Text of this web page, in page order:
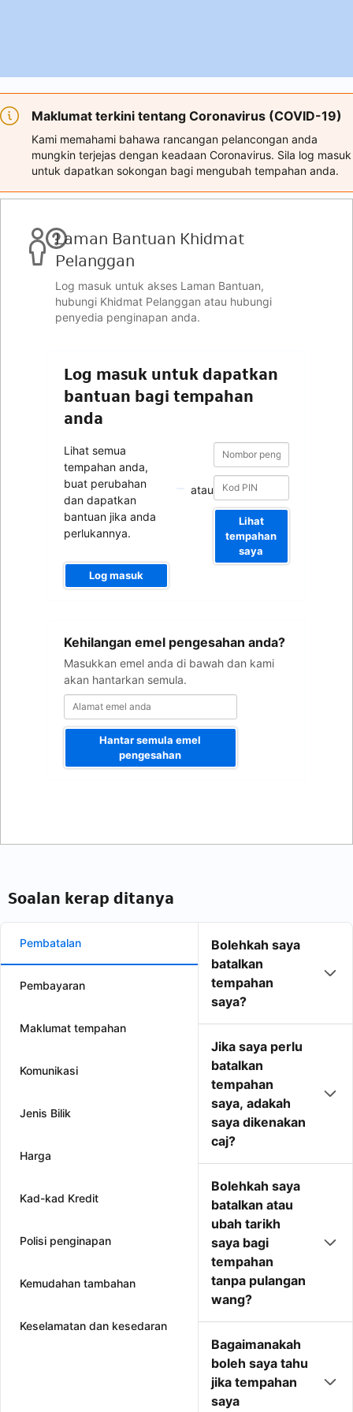
Maklumat terkini tentang Coronavirus (COVID-19)
Kami memahami bahawa rancangan pelancongan anda
mungkin terjejas dengan keadaan Coronavirus. Sila log masuk
untuk dapatkan sokongan bagi mengubah tempahan anda.
Laman Bantuan Khidmat
Pelanggan
Log masuk untuk akses Laman Bantuan,
hubungi Khidmat Pelanggan atau hubungi
penyedia penginapan anda.
Log masuk untuk dapatkan
bantuan bagi tempahan
anda
Lihat semua
tempahan anda,
buat perubahan
dan dapatkan
bantuan jika anda
perlukannya.
Log masuk
atau
Nombor
pengesahan
Nombor
pengesahan
Lihat
tempahan
saya
Kehilangan emel pengesahan anda?
Masukkan emel anda di bawah dan kami
akan hantarkan semula.
anda
Hantar semula emel
pengesahan
Soalan kerap ditanya
Pembatalan
Pembayaran
Maklumat tempahan
Komunikasi
Jenis Bilik
Harga
Kad-kad Kredit
Polisi penginapan
Kemudahan tambahan
Keselamatan dan kesedaran
Bolehkah saya
batalkan
tempahan
saya?
Jika saya perlu
batalkan
tempahan
saya, adakah
saya dikenakan
caj?
Bolehkah saya
batalkan atau
ubah tarikh
saya bagi
tempahan
tanpa pulangan
wang?
Bagaimanakah
boleh saya tahu
jika tempahan
saya